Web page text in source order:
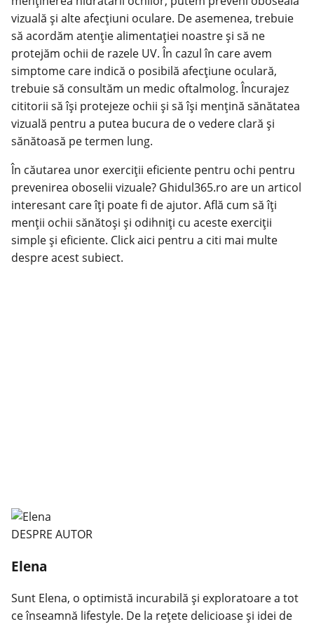
vizuală și alte afecțiuni oculare. De asemenea, trebuie
să acordăm atenție alimentației noastre și să ne
protejăm ochii de razele UV. În cazul în care avem
simptome care indică o posibilă afecțiune oculară,
trebuie să consultăm un medic oftalmolog. Încurajez
cititorii să își protejeze ochii și să își mențină sănătatea
vizuală pentru a putea bucura de o vedere clară și
sănătoasă pe termen lung.
În căutarea unor exerciții eficiente pentru ochi pentru
prevenirea oboselii vizuale? Ghidul365.ro are un articol
interesant care îți poate fi de ajutor. Află cum să îți
menții ochii sănătoși și odihniți cu aceste exerciții
simple și eficiente. Click aici pentru a citi mai multe
despre acest subiect.
DESPRE AUTOR
Elena
Sunt Elena, o optimistă incurabilă și exploratoare a tot
ce înseamnă lifestyle. De la rețete delicioase și idei de